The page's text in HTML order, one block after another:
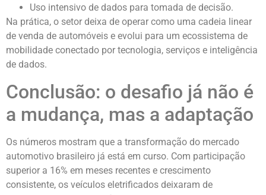
Uso intensivo de dados para tomada de decisão.
Na prática, o setor deixa de operar como uma cadeia linear
de venda de automóveis e evolui para um ecossistema de
mobilidade conectado por tecnologia, serviços e inteligência
de dados.
Conclusão: o desafio já não é
a mudança, mas a adaptação
Os números mostram que a transformação do mercado
automotivo brasileiro já está em curso. Com participação
superior a 16% em meses recentes e crescimento
consistente, os veículos eletrificados deixaram de